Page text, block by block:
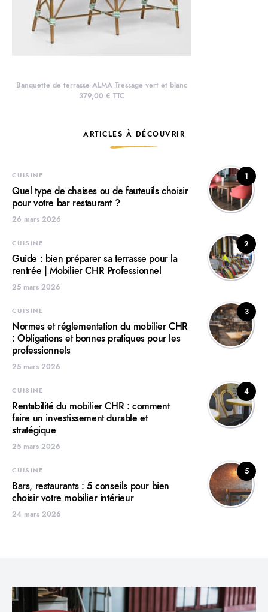
Banquette de terrasse ALMA Tressage vert et blanc
379,00 € TTC
ARTICLES À DÉCOUVRIR
1
CUISINE
Quel type de chaises ou de fauteuils choisir
pour votre bar restaurant ?
26 mars 2026
2
CUISINE
Guide : bien préparer sa terrasse pour la
rentrée | Mobilier CHR Professionnel
25 mars 2026
3
CUISINE
Normes et réglementation du mobilier CHR
: Obligations et bonnes pratiques pour les
professionnels
25 mars 2026
4
CUISINE
Rentabilité du mobilier CHR : comment
faire un investissement durable et
stratégique
25 mars 2026
5
CUISINE
Bars, restaurants : 5 conseils pour bien
choisir votre mobilier intérieur
24 mars 2026